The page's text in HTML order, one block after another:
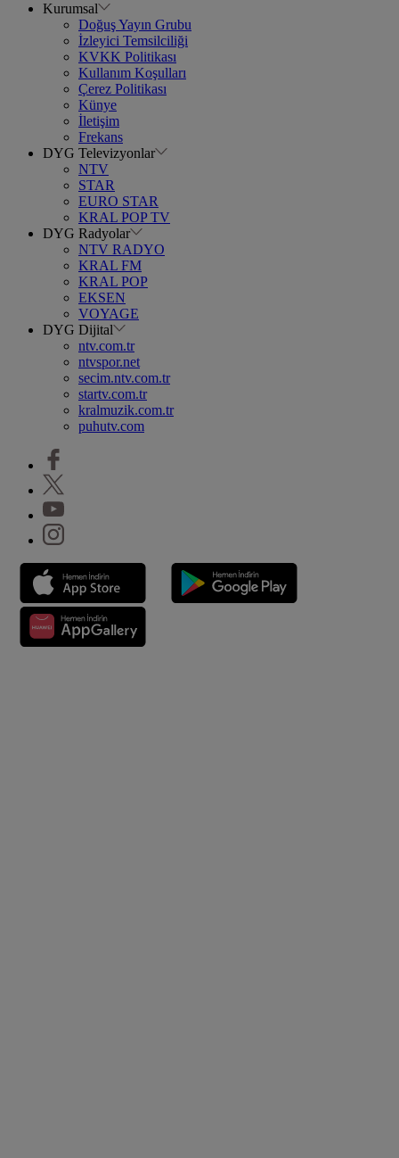
Kurumsal
Doğuş Yayın Grubu
İzleyici Temsilciliği
KVKK Politikası
Kullanım Koşulları
Çerez Politikası
Künye
İletişim
Frekans
DYG Televizyonlar
NTV
STAR
EURO STAR
KRAL POP TV
DYG Radyolar
NTV RADYO
KRAL FM
KRAL POP
EKSEN
VOYAGE
DYG Dijital
ntv.com.tr
ntvspor.net
secim.ntv.com.tr
startv.com.tr
kralmuzik.com.tr
puhutv.com